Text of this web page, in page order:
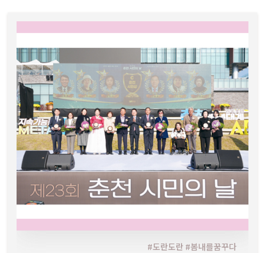
#도란도란 #봄내를꿈꾸다
영예의 주인공들 춘천시민의날 수상자 특집 보러가기